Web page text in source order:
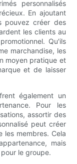
personnalisés
En ajoutant
pouvez créer des
les clients au
Qu'ils
marchandise, les
moyen pratique et
et de laisser
également un
Pour les
assortir des
peut créer
les membres. Cela
mais
le groupe.